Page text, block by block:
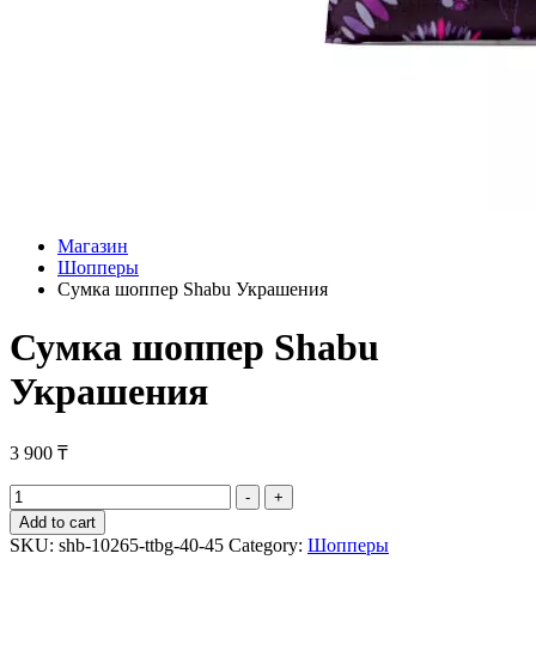
Магазин
Шопперы
Сумка шоппер Shabu Украшения
Сумка шоппер Shabu
Украшения
3 900 ₸
Сумка
шоппер
Shabu
Украшения
-
+
Add to cart
SKU: shb-10265-ttbg-40-45 Category: Шопперы